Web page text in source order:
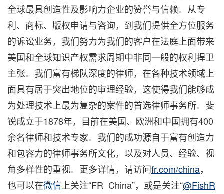
全球最具创造性及影响力企业的赞誉与信赖。从专
利、商标、版权申请与咨询，到我们提供全方位服务
的诉讼业务，我们努力为我们的客户在法庭上面带来
美国和全球知识产权需求周期中非同一般的权利捍卫
主张。我们富有梯队深度的律师，在各种技术领域上
面具有居于突出地位的审理经验，这使得我们能够成
为处理技术上最为复杂的案件的首选律师事务所。斐
锐成立于1878年，目前在美国、欧洲和中国拥有400
余名律师和技术专家。我们的成功源自于富有创造力
和包容力的律师事务所文化，以及对人员、经验、视
角多样性的重视。更多详情，请访问fr.com/china，
也可以在微信 上关注“FR_China”，或是关注“@FishR